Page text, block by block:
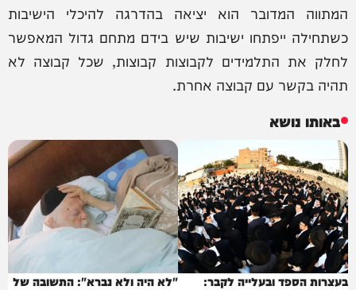
המתווה המדובר הוא יציאה בהדרגה להיכלי הישיבות
כשתחילה ייפתחו ישיבות שיש בידם מתחם גדול המאפשר
לחלק את התלמידים לקבוצות קבוצות, שכל קבוצה לא
תהיה בקשר עם קבוצה אחרת.
באותו נושא
בעצרות הספד ובעלייה לקבר:
"לא היה ולא נברא": התשובה של